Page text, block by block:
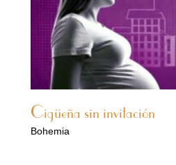
Cigüeña sin invitación
Bohemia